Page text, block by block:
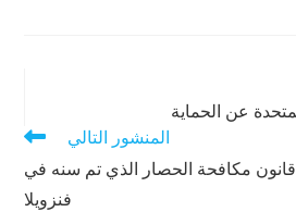
عن الحماية
المنشور التالي
مكافحة الحصار الذي تم سنه في
فنزويلا